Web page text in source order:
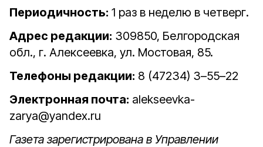
Периодичность: 1 раз в неделю в четверг.
Адрес редакции: 309850, Белгородская
обл., г. Алексеевка, ул. Мостовая, 85.
Телефоны редакции: 8 (47234) 3–55–22
Электронная почта: alekseevka-
zarya@yandex.ru
Газета зарегистрирована в Управлении